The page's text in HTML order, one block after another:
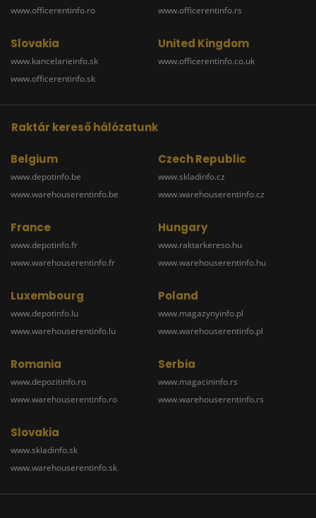
www.officerentinfo.ro
www.officerentinfo.rs
Slovakia
www.kancelarieinfo.sk
www.officerentinfo.sk
United Kingdom
www.officerentinfo.co.uk
Raktár kereső hálózatunk
Belgium
www.depotinfo.be
www.warehouserentinfo.be
Czech Republic
www.skladinfo.cz
www.warehouserentinfo.cz
France
www.depotinfo.fr
www.warehouserentinfo.fr
Hungary
www.raktarkereso.hu
www.warehouserentinfo.hu
Luxembourg
www.depotinfo.lu
www.warehouserentinfo.lu
Poland
www.magazynyinfo.pl
www.warehouserentinfo.pl
Romania
www.depozitinfo.ro
www.warehouserentinfo.ro
Serbia
www.magacininfo.rs
www.warehouserentinfo.rs
Slovakia
www.skladinfo.sk
www.warehouserentinfo.sk